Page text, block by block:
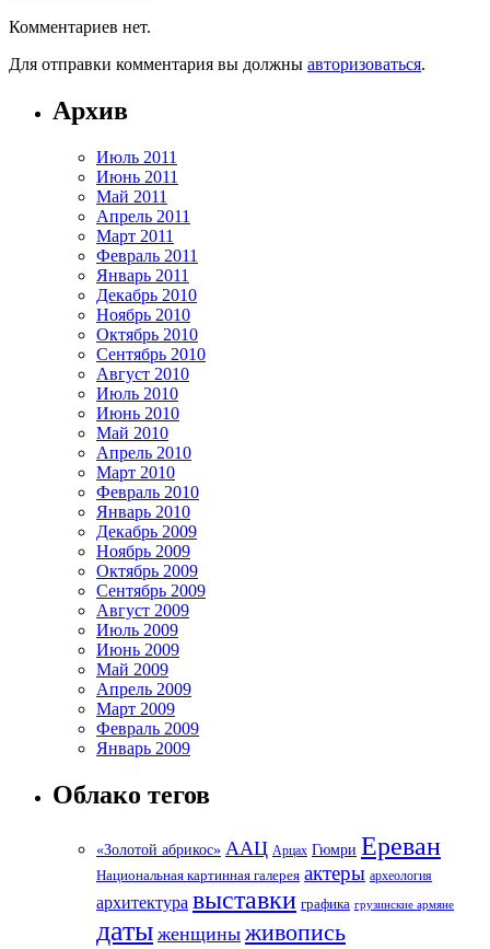
Комментариев нет.
Для отправки комментария вы должны авторизоваться.
Архив
Июль 2011
Июнь 2011
Май 2011
Апрель 2011
Март 2011
Февраль 2011
Январь 2011
Декабрь 2010
Ноябрь 2010
Октябрь 2010
Сентябрь 2010
Август 2010
Июль 2010
Июнь 2010
Май 2010
Апрель 2010
Март 2010
Февраль 2010
Январь 2010
Декабрь 2009
Ноябрь 2009
Октябрь 2009
Сентябрь 2009
Август 2009
Июль 2009
Июнь 2009
Май 2009
Апрель 2009
Март 2009
Февраль 2009
Январь 2009
Облако тегов
«Золотой абрикос» ААЦ Арцах Гюмри Ереван
Национальная картинная галерея актеры археология
архитектура выставки графика грузинские армяне
даты женщины живопись